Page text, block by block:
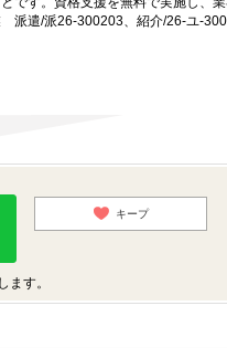
派遣/派26-300203、紹介/26-ユ-
キープ
す。